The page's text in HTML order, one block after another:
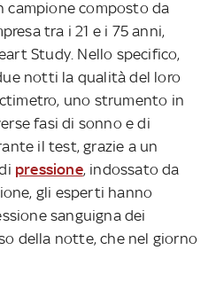
campione composto da
tra i 21 e i 75 anni,
Study. Nello specifico,
notti la qualità del loro
uno strumento in
fasi di sonno e di
il test, grazie a un
pressione, indossato da
gli esperti hanno
sanguigna dei
della notte, che nel giorno